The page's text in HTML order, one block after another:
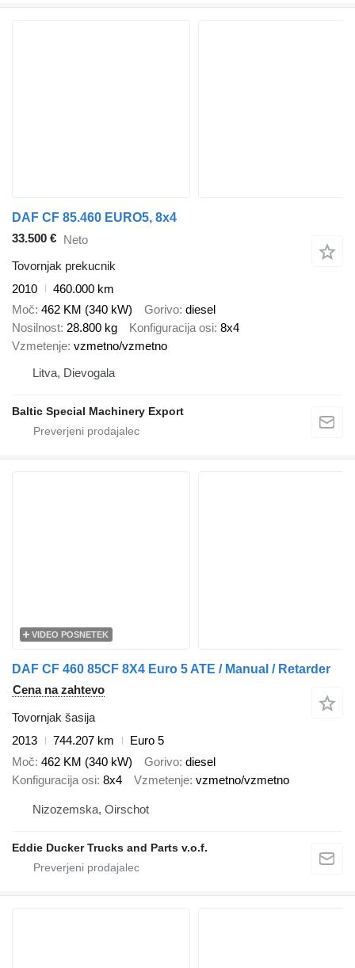
DAF CF 85.460 EURO5, 8x4
33.500 € Neto
Tovornjak prekucnik
2010
460.000 km
Moč 462 KM (340 kW) Gorivo diesel
Nosilnost 28.800 kg Konfiguracija osi 8x4
Vzmetenje vzmetno/vzmetno
Litva, Dievogala
Baltic Special Machinery Export
VIDEO POSNETEK
DAF CF 460 85CF 8X4 Euro 5 ATE / Manual / Retarder
Cena na zahtevo
Tovornjak šasija
2013
744.207 km
Euro 5
Moč 462 KM (340 kW) Gorivo diesel
Konfiguracija osi 8x4 Vzmetenje vzmetno/vzmetno
Nizozemska, Oirschot
Eddie Ducker Trucks and Parts v.o.f.